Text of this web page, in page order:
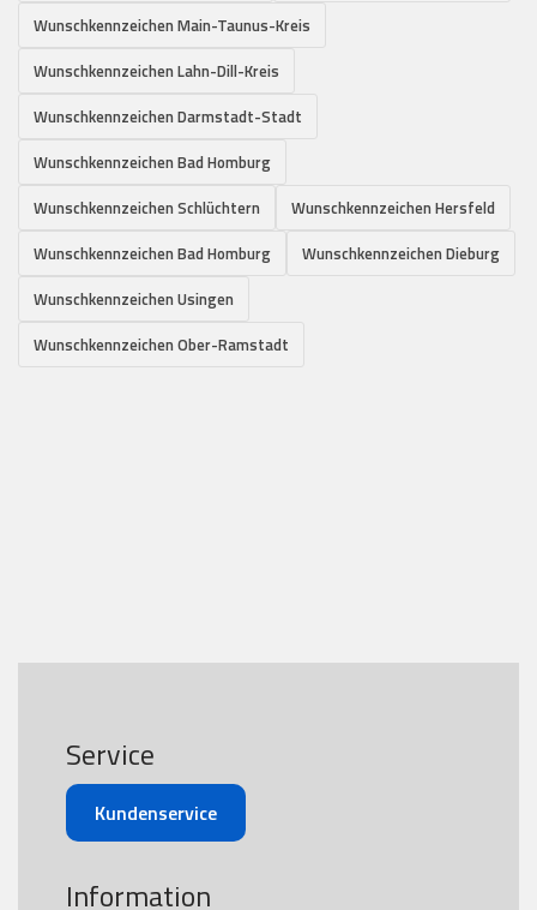
Wunschkennzeichen Main-Taunus-Kreis
Wunschkennzeichen Lahn-Dill-Kreis
Wunschkennzeichen Darmstadt-Stadt
Wunschkennzeichen Bad Homburg
Wunschkennzeichen Schlüchtern
Wunschkennzeichen Hersfeld
Wunschkennzeichen Bad Homburg
Wunschkennzeichen Dieburg
Wunschkennzeichen Usingen
Wunschkennzeichen Ober-Ramstadt
Service
Kundenservice
Information